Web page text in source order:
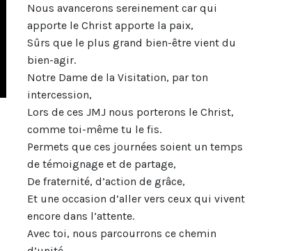
Nous avancerons sereinement car qui
apporte le Christ apporte la paix,
Sûrs que le plus grand bien-être vient du
bien-agir.
Notre Dame de la Visitation, par ton
intercession,
Lors de ces JMJ nous porterons le Christ,
comme toi-même tu le fis.
Permets que ces journées soient un temps
de témoignage et de partage,
De fraternité, d’action de grâce,
Et une occasion d’aller vers ceux qui vivent
encore dans l’attente.
Avec toi, nous parcourrons ce chemin